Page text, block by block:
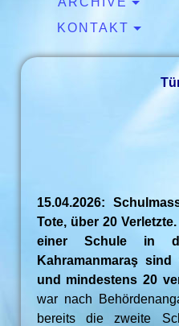
KONTAKT
15.04.2026:
Tote, über 20
einer Schule in
Kahramanmaraş
und mindestens 20
war nach
bereits die zweite